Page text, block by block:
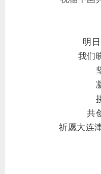
明日
我们
共
祈愿大连